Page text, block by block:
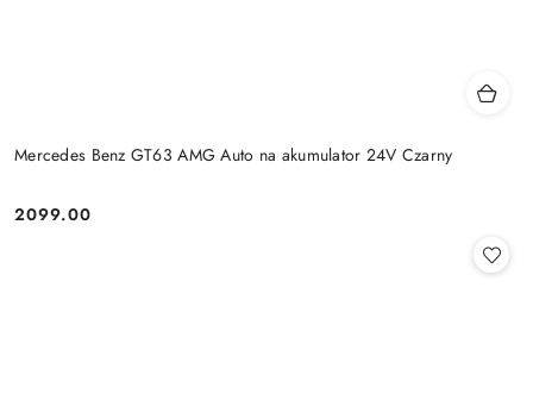
Mercedes Benz GT63 AMG Auto na akumulator 24V Czarny
Cena:
2099.00